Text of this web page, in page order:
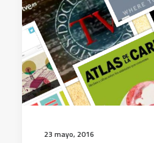
23 mayo, 2016